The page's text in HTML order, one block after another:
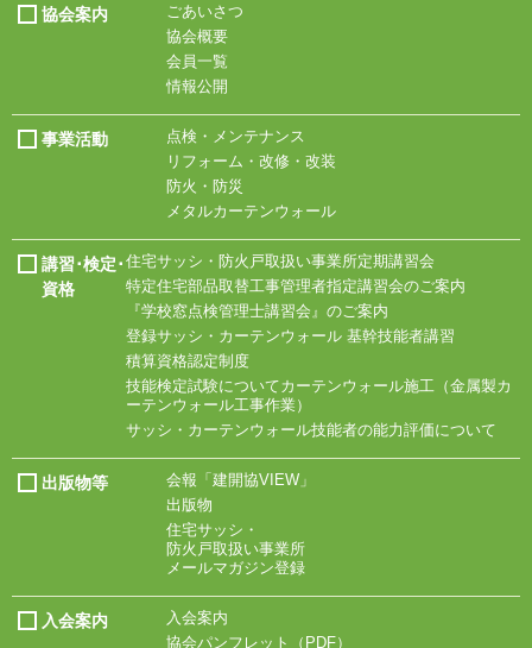
協会案内
ごあいさつ
協会概要
会員一覧
情報公開
事業活動
点検・メンテナンス
リフォーム・改修・改装
防火・防災
メタルカーテンウォール
講習･検定･
資格
住宅サッシ・ 防火戸取扱い事業所定期講習会
特定住宅部品取替工事管理者指定講習会の ご案内
『学校窓点検管理士講習会』のご案内
登録サッシ・ カーテンウォール 基幹技能者講習
積算資格認定制度
技能検定試験についてカーテンウォール施工 （金属製カ
ーテンウォール工事作業）
サッシ・ カーテンウォール技能者の能力評価について
出版物等
会報「建開協VIEW」
出版物
住宅サッシ・
防火戸取扱い事業所
メールマガジン登録
入会案内
入会案内
協会パンフレット
（PDF）